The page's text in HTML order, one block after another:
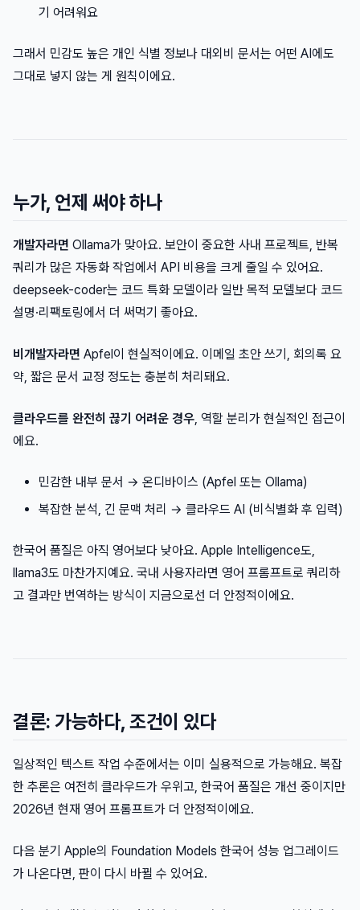
기 어려워요
그래서 민감도 높은 개인 식별 정보나 대외비 문서는 어떤 AI에도
그대로 넣지 않는 게 원칙이에요.
누가, 언제 써야 하나
개발자라면 Ollama가 맞아요. 보안이 중요한 사내 프로젝트, 반복
쿼리가 많은 자동화 작업에서 API 비용을 크게 줄일 수 있어요.
deepseek-coder는 코드 특화 모델이라 일반 목적 모델보다 코드
설명·리팩토링에서 더 써먹기 좋아요.
비개발자라면 Apfel이 현실적이에요. 이메일 초안 쓰기, 회의록 요
약, 짧은 문서 교정 정도는 충분히 처리돼요.
클라우드를 완전히 끊기 어려운 경우 , 역할 분리가 현실적인 접근이
에요.
민감한 내부 문서 → 온디바이스 (Apfel 또는 Ollama)
복잡한 분석, 긴 문맥 처리 → 클라우드 AI (비식별화 후 입력)
한국어 품질은 아직 영어보다 낮아요. Apple Intelligence도,
llama3도 마찬가지예요. 국내 사용자라면 영어 프롬프트로 쿼리하
고 결과만 번역하는 방식이 지금으로선 더 안정적이에요.
결론: 가능하다, 조건이 있다
일상적인 텍스트 작업 수준에서는 이미 실용적으로 가능해요. 복잡
한 추론은 여전히 클라우드가 우위고, 한국어 품질은 개선 중이지만
2026년 현재 영어 프롬프트가 더 안정적이에요.
다음 분기 Apple의 Foundation Models 한국어 성능 업그레이드
가 나온다면, 판이 다시 바뀔 수 있어요.